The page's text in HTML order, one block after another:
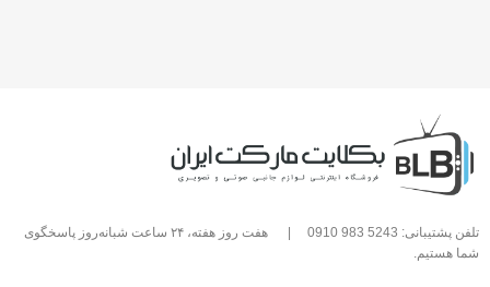
تلفن پشتیبانی: 5243 983 0910 |
هفت روز هفته، ۲۴ ساعت شبانه‌روز پاسخگوی
شما هستیم.